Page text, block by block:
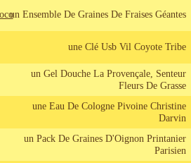
un Ensemble De Graines De Fraises Géantes
une Clé Usb Vil Coyote Tribe
un Gel Douche La Provençale, Senteur
Fleurs De Grasse
une Eau De Cologne Pivoine Christine
Darvin
un Pack De Graines D'Oignon Printanier
Parisien